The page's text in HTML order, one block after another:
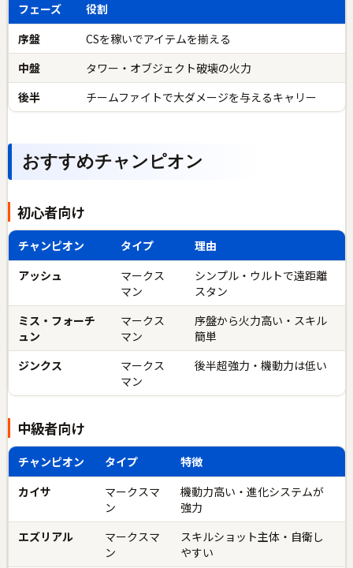
フェーズ
役割
序盤
CSを稼いでアイテムを揃える
中盤
タワー・オブジェクト破壊の火力
後半
チームファイトで大ダメージを与えるキャリー
おすすめチャンピオン
初心者向け
チャンピオン タイプ
理由
アッシュ
マークス
マン
シンプル・ウルトで遠距離
スタン
ミス・フォーチ
ュン
マークス
マン
序盤から火力高い・スキル
簡単
ジンクス
マークス
マン
後半超強力・機動力は低い
中級者向け
チャンピオン タイプ
特徴
カイサ
マークスマ
ン
機動力高い・進化システムが
強力
エズリアル
マークスマ
ン
スキルショット主体・自衛し
やすい